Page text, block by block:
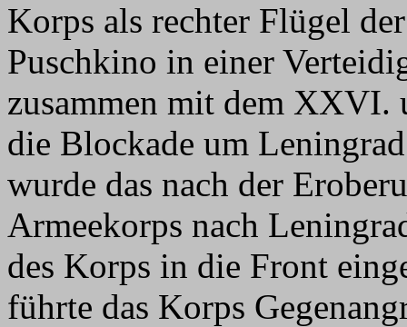
Korps als rechter Flügel
Puschkino in einer
zusammen mit dem
die Blockade um
wurde das nach der
Armeekorps nach
des Korps in die Front
führte das Korps